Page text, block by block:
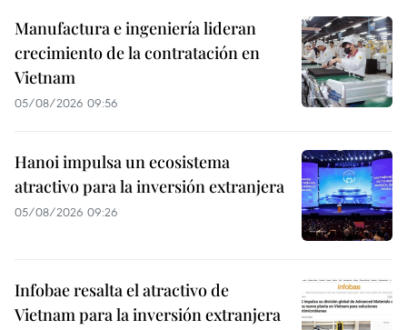
Manufactura e ingeniería lideran
crecimiento de la contratación en
Vietnam
05/08/2026 09:56
Hanoi impulsa un ecosistema
atractivo para la inversión extranjera
05/08/2026 09:26
Infobae resalta el atractivo de
Vietnam para la inversión extranjera